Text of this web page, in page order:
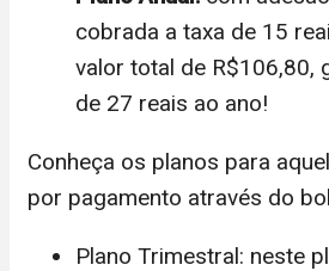
cobrada a taxa de 15
valor total de R$106,80,
de 27 reais ao ano!
Conheça os planos para
por pagamento através do
Plano Trimestral: neste